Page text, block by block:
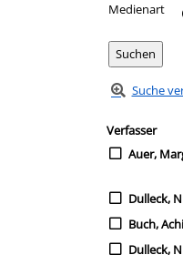
Medienart
Suche
Suchfilter
Zur
Verfasser
Auer,
Dulleck,
Buch,
Dulleck,